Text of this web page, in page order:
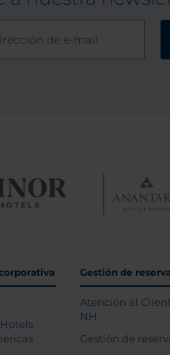
Gestión de
Atención al
NH
Gestión de